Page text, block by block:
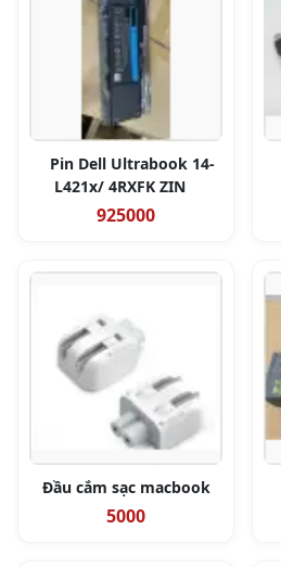
Pin Dell Ultrabook 14-
L421x/ 4RXFK ZIN
925000
Đầu cắm sạc macbook
5000